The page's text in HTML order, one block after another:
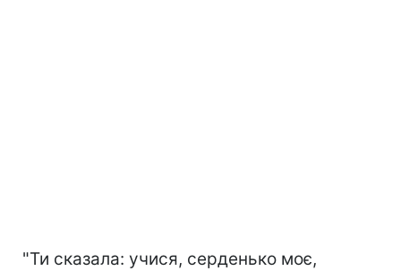
"Ти сказала: учися, серденько моє,